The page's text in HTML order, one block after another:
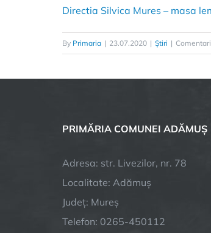
Directia Silvica Mures – masa
By Primaria | 23.07.2020 | Știri |
PRIMĂRIA COMUNEI ADĂMUȘ
Adresa: str. Livezilor, nr. 78
Localitate: Adămuș
Județ: Mureș
Telefon: 0265-450112